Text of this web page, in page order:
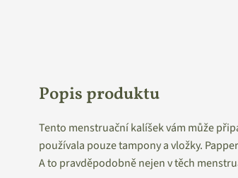
Popis produktu
Tento menstruační kalíšek vám může
používala pouze tampony a vložky.
A to pravděpodobně nejen v těch